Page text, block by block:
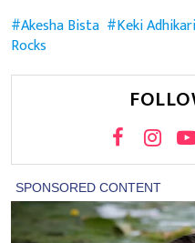
Akesha Bista Keki Adhikari
Rocks